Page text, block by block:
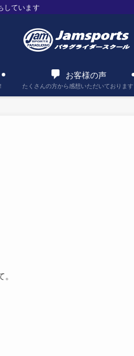
しています
お客様の声
たくさんの方から感想いただいております